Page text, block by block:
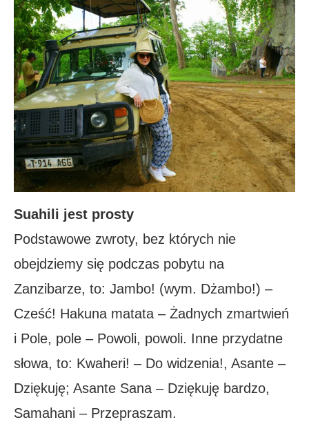
Suahili jest prosty
Podstawowe zwroty, bez których nie
obejdziemy się podczas pobytu na
Zanzibarze, to: Jambo! (wym. Dżambo!) –
Cześć! Hakuna matata – Żadnych zmartwień
i Pole, pole – Powoli, powoli. Inne przydatne
słowa, to: Kwaheri! – Do widzenia!, Asante –
Dziękuję; Asante Sana – Dziękuję bardzo,
Samahani – Przepraszam.